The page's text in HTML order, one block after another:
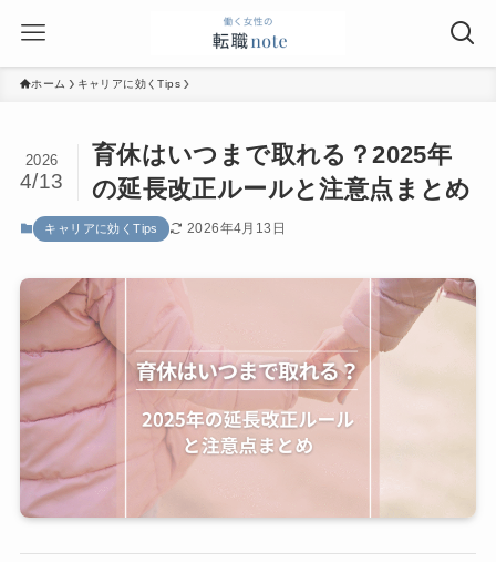
ホーム キャリアに効くTips
育休はいつまで取れる？2025年
の延長改正ルールと注意点まとめ
2026
4/13
キャリアに効くTips 2026年4月13日